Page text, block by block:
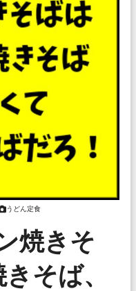
うどん定食
焼きそ
そば、